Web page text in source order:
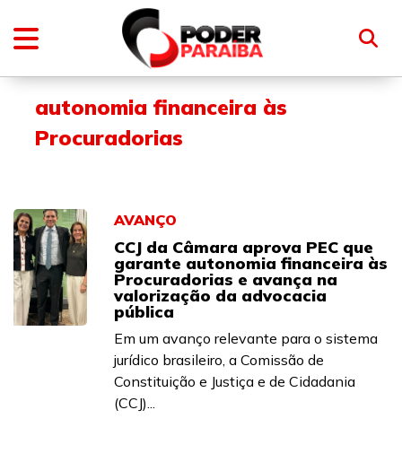
autonomia financeira às
Procuradorias
AVANÇO
CCJ da Câmara aprova PEC que
garante autonomia financeira às
Procuradorias e avança na
valorização da advocacia
pública
Em um avanço relevante para o sistema
jurídico brasileiro, a Comissão de
Constituição e Justiça e de Cidadania
(CCJ)...